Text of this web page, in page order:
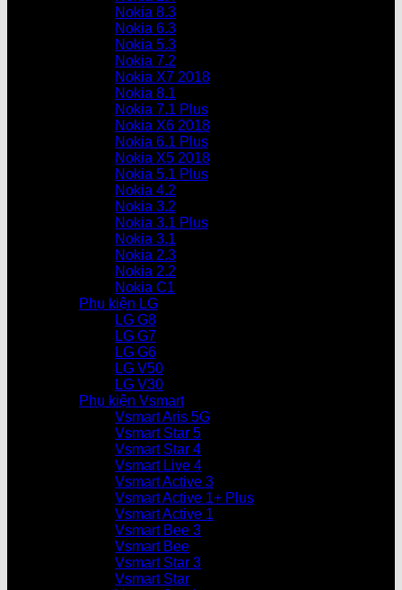
Nokia 8.3
Nokia 6.3
Nokia 5.3
Nokia 7.2
Nokia X7 2018
Nokia 8.1
Nokia 7.1 Plus
Nokia X6 2018
Nokia 6.1 Plus
Nokia X5 2018
Nokia 5.1 Plus
Nokia 4.2
Nokia 3.2
Nokia 3.1 Plus
Nokia 3.1
Nokia 2.3
Nokia 2.2
Nokia C1
Phụ kiện LG
LG G8
LG G7
LG G6
LG V50
LG V30
Phụ kiện Vsmart
Vsmart Aris 5G
Vsmart Star 5
Vsmart Star 4
Vsmart Live 4
Vsmart Active 3
Vsmart Active 1+ Plus
Vsmart Active 1
Vsmart Bee 3
Vsmart Bee
Vsmart Star 3
Vsmart Star